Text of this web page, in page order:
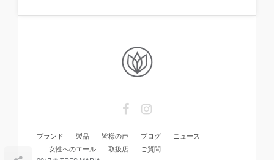
ブランド 製品 皆様の声 ブログ
ニュース
女性へのエール
取扱店
ご質問